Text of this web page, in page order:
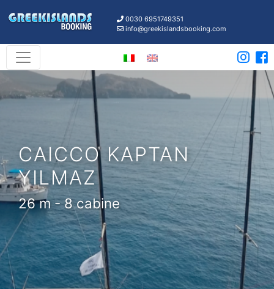
0030 6951749351
info@greekislandsbooking.com
CAICCO KAPTAN
YILMAZ
26 m - 8 cabine